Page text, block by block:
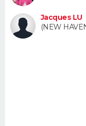
Jacques LU
(NEW